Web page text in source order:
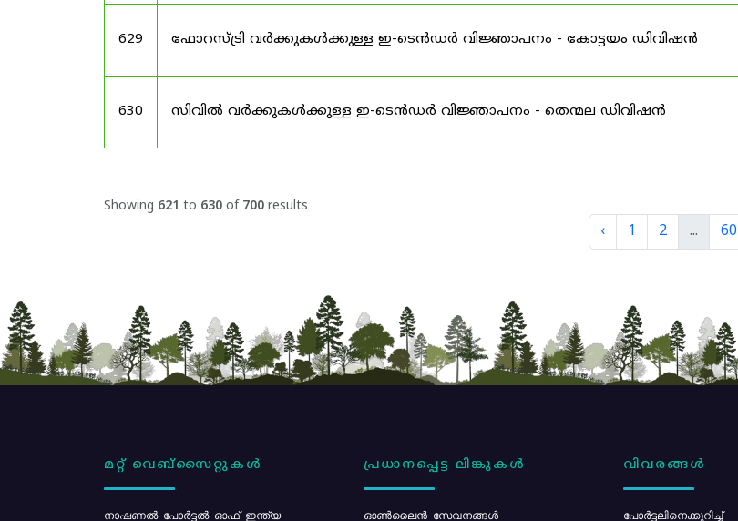
629 ഫോറസ്ട്രി വർക്കുകൾക്കുള്ള ഇ-ടെൻഡർ വിജ്ഞാപനം - കോട്ടയം ഡിവിഷൻ
630 സിവിൽ വർക്കുകൾക്കുള്ള ഇ-ടെൻഡർ വിജ്ഞാപനം - തെന്മല ഡിവിഷൻ
Showing 621 to 630 of 700 results
‹ 1 2 ... 60
മറ്റ് വെബ്സൈറ്റുകൾ
നാഷണൽ പോർട്ടൽ ഓഫ് ഇന്ത്യ
പ്രധാനപ്പെട്ട ലിങ്കുകൾ
ഓൺലൈൻ സേവനങ്ങൾ
വിവരങ്ങൾ
പോര്‍ട്ടലിനെക്കുറിച്ച്